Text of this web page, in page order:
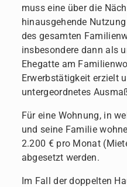
muss eine über die
hinausgehende
des gesamten
insbesondere dann als
Ehegatte am
Erwerbstätigkeit erzielt
untergeordnetes
Für eine Wohnung, in
und seine Familie
2.200 € pro Monat
abgesetzt werden.
Im Fall der doppelten